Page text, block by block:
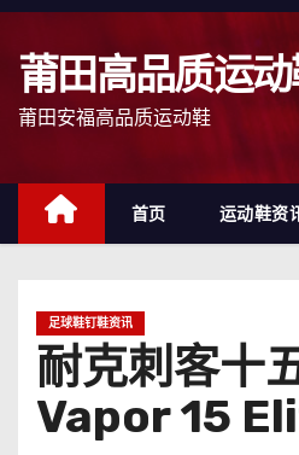
跳
莆田高品质运
莆田安福高品质运动鞋
首页 运动鞋资
足球鞋钉鞋资讯
耐克刺客十
Vapor 15